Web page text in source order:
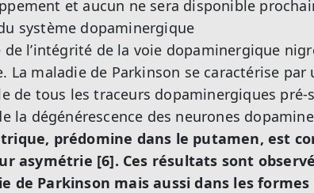
et aucun ne sera disponible
système dopaminergique
de l’intégrité de la voie dopaminergique
La maladie de Parkinson se caractérise
de tous les traceurs dopaminergiques
la dégénérescence des neurones
prédomine dans le putamen, est
asymétrie [6]. Ces résultats sont
de Parkinson mais aussi dans les